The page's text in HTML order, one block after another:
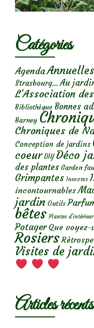
Catégories
AgendaAnnuelles
Strasbourg... Au
L'Association
Bibliothèque Bonnes
Barney
Chroniques de
Conception de jardins
coeur DIY Déco
des plantes Garden
Grimpantes Insectes
incontournables
jardin Outils
bêtes Plantes d’intérieur
Potager Que voyez-
Rosiers
Visites de
Articles récents